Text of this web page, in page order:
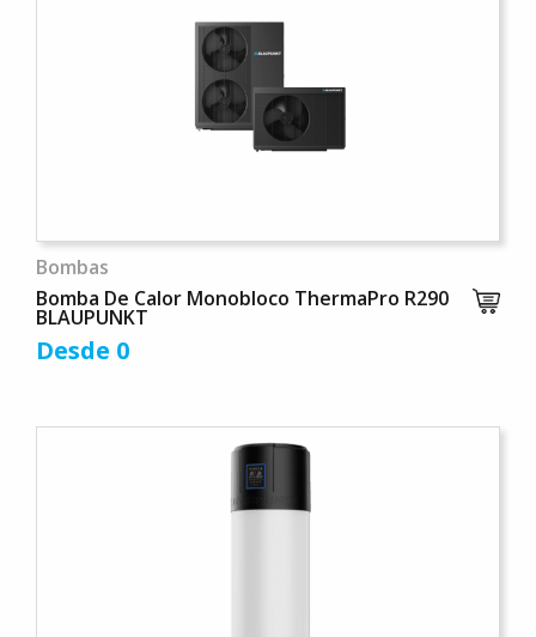
Bombas
Bomba De Calor Monobloco ThermaPro R290
BLAUPUNKT
Desde 0